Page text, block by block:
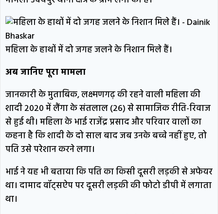
महिला के हाथों में दो जगह जलने के निशान मिले हैं।
अब जानिए पूरा मामला
जानकारी के मुताबिक, लक्ष्मणगढ़ की रहने वाली महिला की
शादी 2020 में लैंगा के संतलाल (26) से सामाजिक रीति-रिवाज
से हुई थी। महिला के भाई राजेंद्र प्रसाद और परिवार वालों का
कहना है कि शादी के दो साल बाद जब उनके बच्चे नहीं हुए, तो
पति उसे परेशान करने लगा।
भाई ने यह भी बताया कि पति का किसी दूसरी लड़की से अफेयर
था। दामाद वॉट्सऐप पर दूसरी लड़की की फोटो डीपी में लगाता
था।